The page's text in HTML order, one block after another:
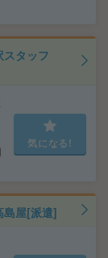
スタッフ
気になる!
屋[派遣]